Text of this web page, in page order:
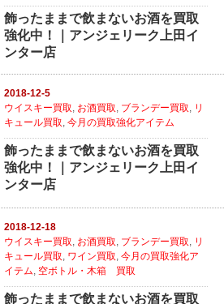
飾ったままで飲まないお酒を買取
強化中！｜アンジェリーク上田イ
ンター店
2018-12-5
ウイスキー買取 お酒買取 ブランデー買取
リ
キュール買取 ,今月の買取強化アイテム
飾ったままで飲まないお酒を買取
強化中！｜アンジェリーク上田イ
ンター店
2018-12-18
ウイスキー買取, お酒買取, ブランデー買取, リ
キュール買取, ワイン買取,今月の買取強化ア
イテム, 空ボトル・木箱 買取
飾ったままで飲まないお酒を買取